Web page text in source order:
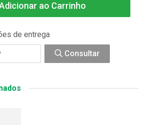
ao Carrinho
de entrega
Consultar